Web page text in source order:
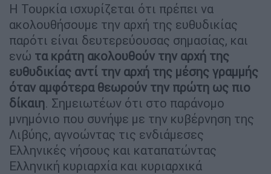
Η Τουρκία ισχυρίζεται ότι πρέπει να
ακολουθήσουμε την αρχή της ευθυδικίας
παρότι είναι δευτερεύουσας σημασίας, και
ενώ τα κράτη ακολουθούν την αρχή της
ευθυδικίας αντί την αρχή της μέσης γραμμής
όταν αμφότερα θεωρούν την πρώτη ως πιο
δίκαιη. Σημειωτέων ότι στο παράνομο
μνημόνιο που συνήψε με την κυβέρνηση της
Λιβύης, αγνοώντας τις ενδιάμεσες
Ελληνικές νήσους και καταπατώντας
Ελληνική κυριαρχία και κυριαρχικά